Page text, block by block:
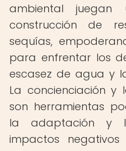
ambiental
construcción de
sequías,
para enfrentar los
escasez de agua y
La concienciación y
son herramientas
la adaptación y
impactos